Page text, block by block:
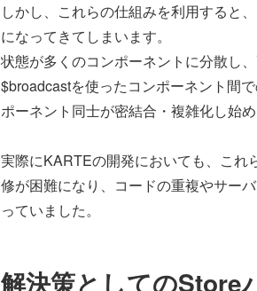
しかし、これらの仕組みを利用すると
になってきてしまいます。
状態が多くのコンポーネントに分散し
$broadcastを使ったコンポーネント間
ポーネント同士が密結合・複雑化し始め
実際にKARTEの開発においても、これ
修が困難になり、コードの重複やサー
っていました。
解決策としてのStore